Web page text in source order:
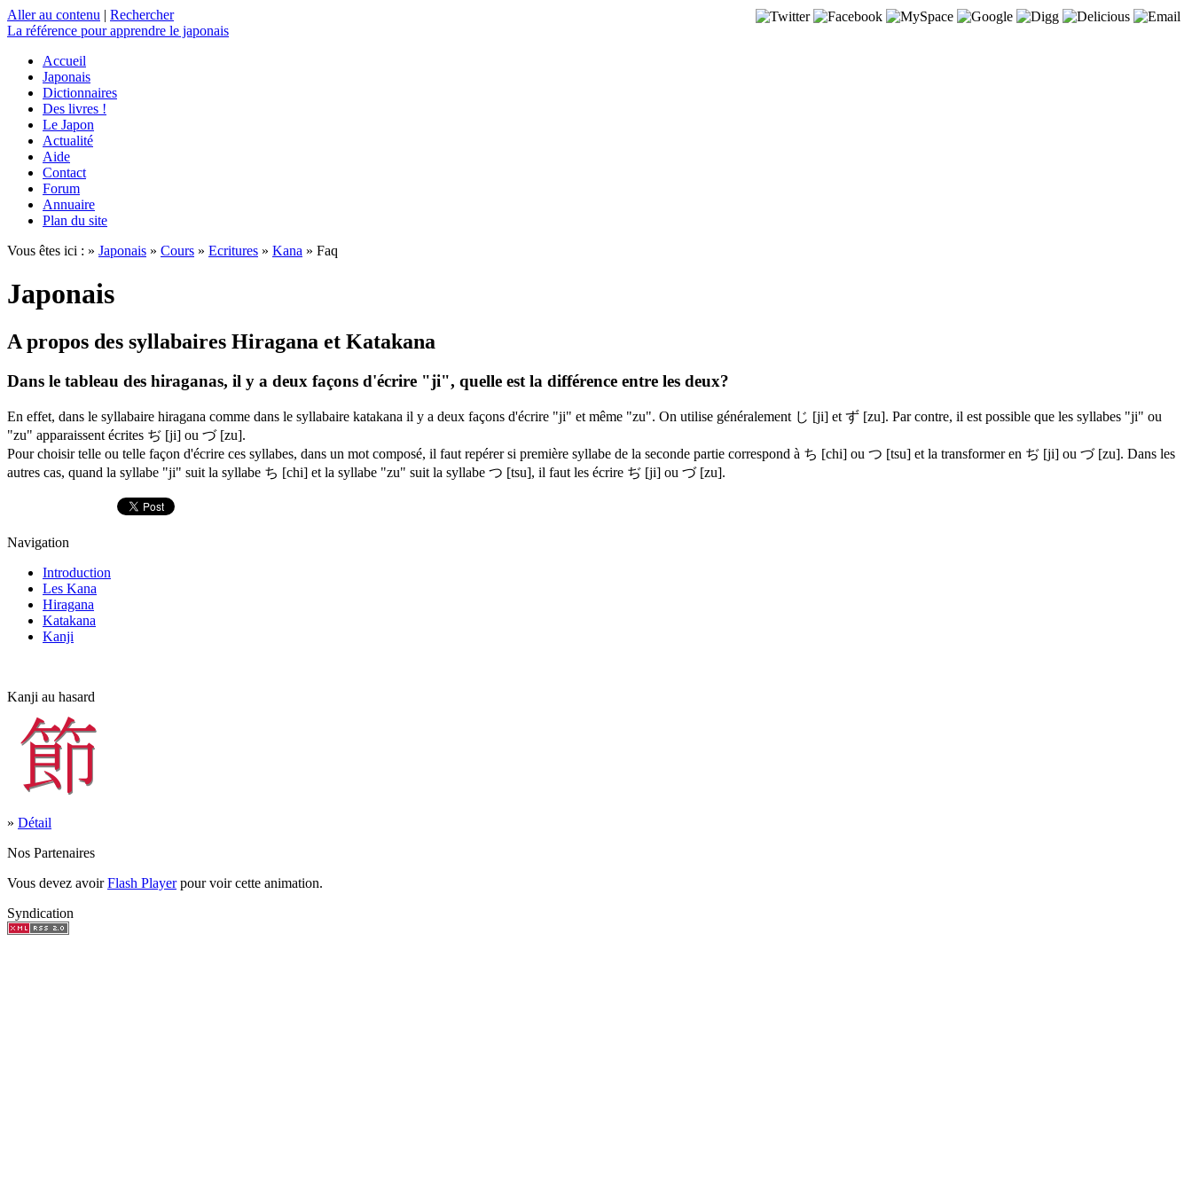
Aller au contenu | Rechercher
La référence pour apprendre le japonais
Accueil
Japonais
Dictionnaires
Des livres !
Le Japon
Actualité
Aide
Contact
Forum
Annuaire
Plan du site
Vous êtes ici : » Japonais » Cours » Ecritures » Kana » Faq
Japonais
A propos des syllabaires Hiragana et Katakana
Dans le tableau des hiraganas, il y a deux façons d'écrire "ji", quelle est la différence entre les deux?
En effet, dans le syllabaire hiragana comme dans le syllabaire katakana il y a deux façons d'écrire "ji" et même "zu". On utilise généralement じ [ji] et ず [zu]. Par contre, il est possible que les syllabes "ji" ou
"zu" apparaissent écrites ぢ [ji] ou づ[zu].
Pour choisir telle ou telle façon d'écrire ces syllabes, dans un mot composé, il faut repérer si première syllabe de la seconde partie correspond à ち [chi] ou つ [tsu] et la transformer en ぢ [ji] ou づ[zu]. Dans les
autres cas, quand la syllabe "ji" suit la syllabe ち [chi] et la syllabe "zu" suit la syllabe つ [tsu], il faut les écrire ぢ [ji] ou づ[zu].
Navigation
Introduction
Les Kana
Hiragana
Katakana
Kanji
Kanji au hasard
» Détail
Nos Partenaires
Vous devez avoirFlash Playerpour voir cette animation.
Syndication